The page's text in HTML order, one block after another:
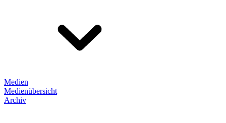
Medien
Medienübersicht
Archiv